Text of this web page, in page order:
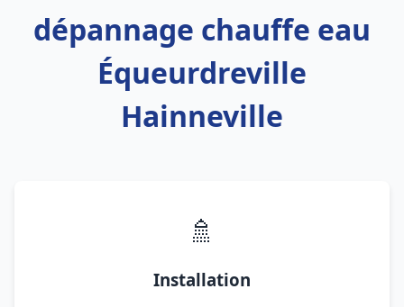
dépannage chauffe eau
Équeurdreville
Hainneville
🚿
Installation